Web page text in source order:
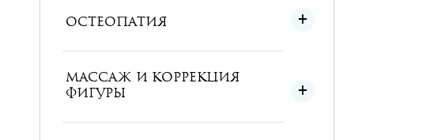
ОСТЕОПАТИЯ
МАССАЖ И КОРРЕКЦИЯ
ФИГУРЫ